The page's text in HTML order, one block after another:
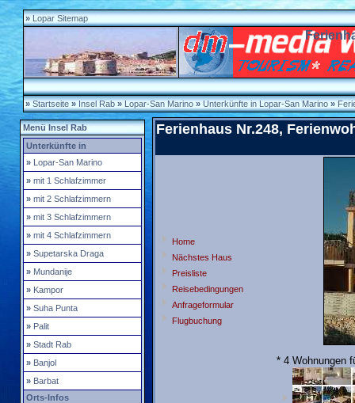
»LoparSitemap
» Startseite» Insel Rab» Lopar-San Marino» Unterkünfte in Lopar-San Marino »
Menü Insel Rab
Unterkünfte in
» Lopar-San Marino
» mit 1 Schlafzimmer
» mit 2 Schlafzimmern
» mit 3 Schlafzimmern
» mit 4 Schlafzimmern
» Supetarska Draga
» Mundanije
» Kampor
» Suha Punta
» Palit
» Stadt Rab
» Banjol
» Barbat
Orts-Infos
Ferienhaus Nr.248,
Home
Nächstes Haus
Preisliste
Reisebedingungen
Anfrageformular
Flugbuchung
* 4 Wohnungen